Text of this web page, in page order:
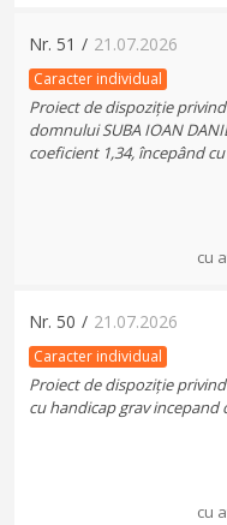
Nr. 51 / 21.07.2026
Caracter individual
Proiect de dispoziție
domnului SUBA IOAN
coeficient 1,34, începând
cu
Nr. 50 / 21.07.2026
Caracter individual
Proiect de dispoziție
cu handicap grav incepand
cu